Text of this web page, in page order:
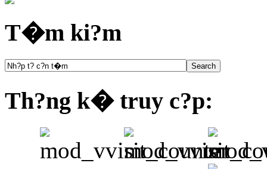
T�m ki?m
Th?ng k� truy c?p: